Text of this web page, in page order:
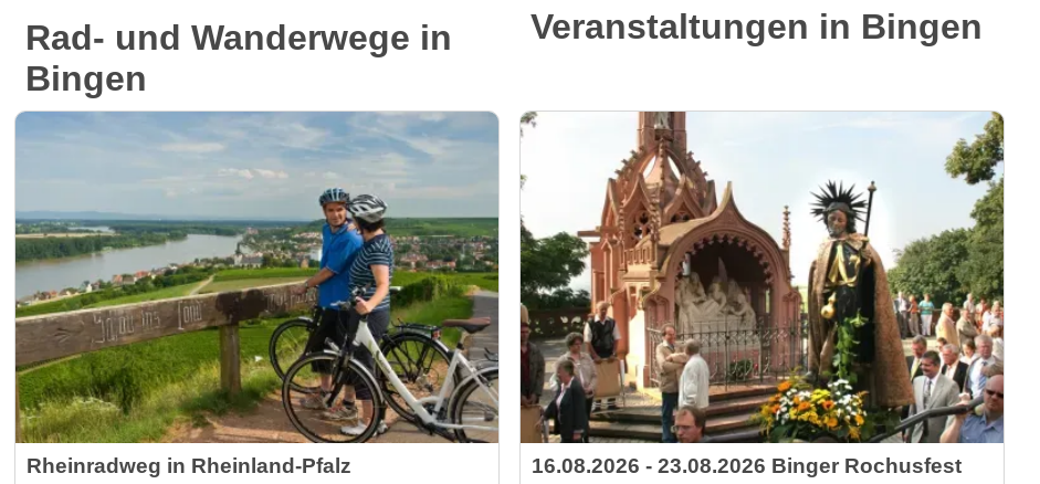
Rad- und Wanderwege in
Bingen
Rheinradweg in Rheinland-Pfalz
Veranstaltungen in Bingen
16.08.2026 - 23.08.2026 Binger Rochusfest